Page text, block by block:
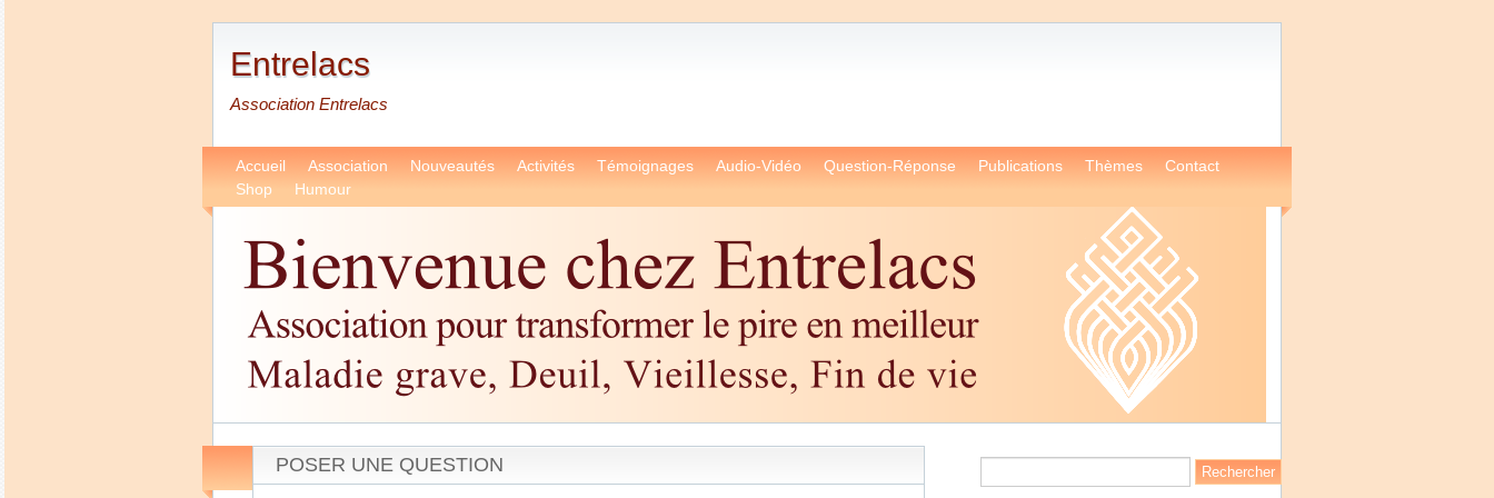
Entrelacs
Association Entrelacs
Accueil Association Nouveautés Activités Témoignages Audio-Vidéo Question-Réponse Publications Thèmes
Contact
Shop
Humour
POSER UNE QUESTION